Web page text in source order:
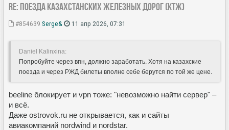
Re: Поезда Казахстанских железных дорог (КТЖ)
#854639 Serge& 11 апр 2026, 07:31
Daniel Kalinxina:
Попробуйте через впн, должно заработать. Хотя на казахские
поезда и через РЖД билеты вполне себе берутся по той же цене.
beeline блокирует и vpn тоже: "невозможно найти сервер" –
и всё.
Даже ostrovok.ru не открывается, как и сайты
авиакомпаний nordwind и nordstar.